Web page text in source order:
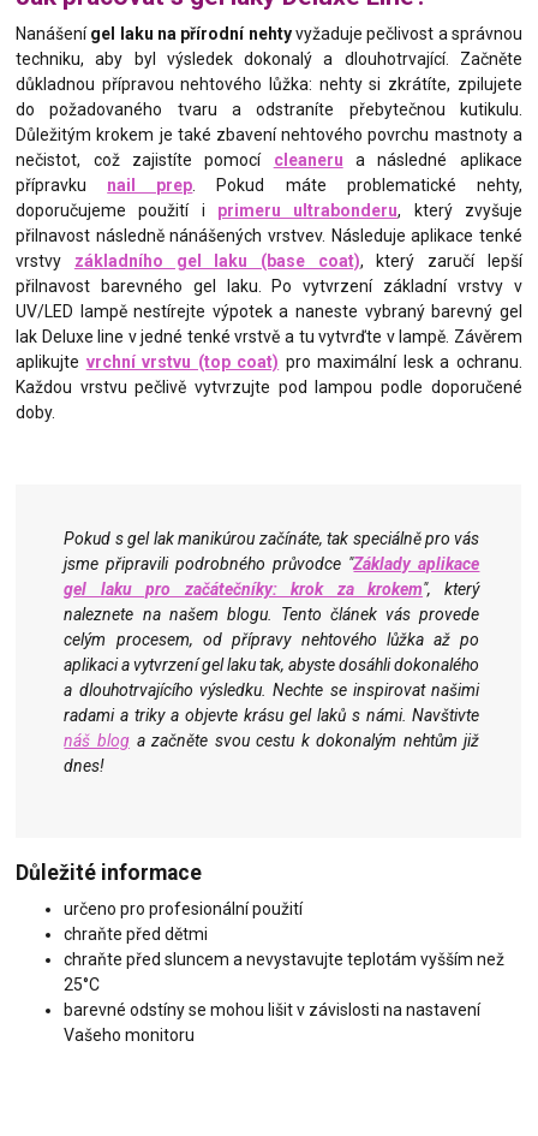
Nanášenígel laku na přírodní nehtyvyžaduje pečlivost a správnou
techniku, aby byl výsledek dokonalý a dlouhotrvající. Začněte
důkladnou přípravou nehtového lůžka: nehty si zkrátíte, zpilujete
do požadovaného tvaru a odstraníte přebytečnou kutikulu.
Důležitým krokem je také zbavení nehtového povrchu mastnoty a
nečistot, což zajistíte pomocí cleaneru a následné aplikace
přípravku nail prep. Pokud máte problematické nehty,
doporučujeme použití i primeru ultrabonderu, který zvyšuje
přilnavost následně nánášených vrstvev. Následuje aplikace tenké
vrstvy základního gel laku (base coat), který zaručí lepší
přilnavost barevného gel laku. Po vytvrzení základní vrstvy v
UV/LED lampě nestírejte výpotek a naneste vybraný barevný gel
lak Deluxe line v jedné tenké vrstvě a tu vytvrďte v lampě. Závěrem
aplikujte vrchní vrstvu (top coat) pro maximální lesk a ochranu.
Každou vrstvu pečlivě vytvrzujte pod lampou podle doporučené
doby.
Pokud s gel lak manikúrou začínáte, tak speciálně pro vás
jsme připravili podrobného průvodce "Základy aplikace
gel laku pro začátečníky: krok za krokem", který
naleznete na našem blogu. Tento článek vás provede
celým procesem, od přípravy nehtového lůžka až po
aplikaci a vytvrzení gel laku tak, abyste dosáhli dokonalého
a dlouhotrvajícího výsledku. Nechte se inspirovat našimi
radami a triky a objevte krásu gel laků s námi. Navštivte
náš blog a začněte svou cestu k dokonalým nehtům již
dnes!
Důležité informace
určeno pro profesionální použití
chraňte před dětmi
chraňte před sluncem a nevystavujte teplotám vyšším než
25°C
barevné odstíny se mohou lišit v závislosti na nastavení
Vašeho monitoru